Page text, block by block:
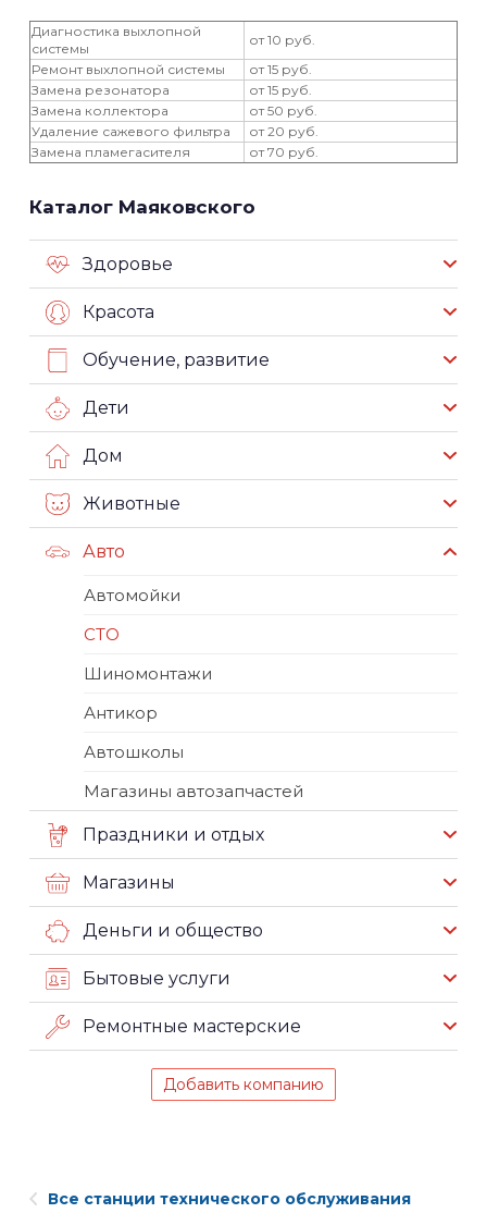
Диагностика выхлопной
системы
от 10 руб.
Ремонт выхлопной системы
от 15 руб.
Замена резонатора
от 15 руб.
Замена коллектора
от 50 руб.
Удаление сажевого фильтра
от 20 руб.
Замена пламегасителя
от 70 руб.
Каталог Маяковского
Здоровье
Красота
Обучение, развитие
Дети
Дом
Животные
Авто
Автомойки
СТО
Шиномонтажи
Антикор
Автошколы
Магазины автозапчастей
Праздники и отдых
Магазины
Деньги и общество
Бытовые услуги
Ремонтные мастерские
Добавить компанию
Все станции технического обслуживания